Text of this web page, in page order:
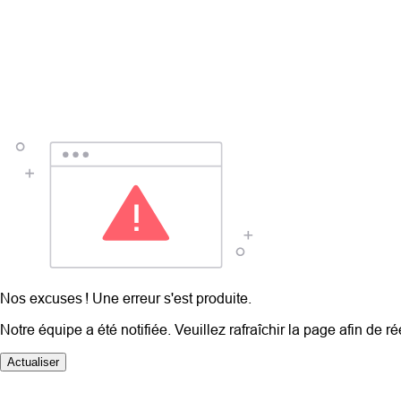
Nos excuses ! Une erreur s'est produite.
Notre équipe a été notifiée. Veuillez rafraîchir la page afin de
Actualiser